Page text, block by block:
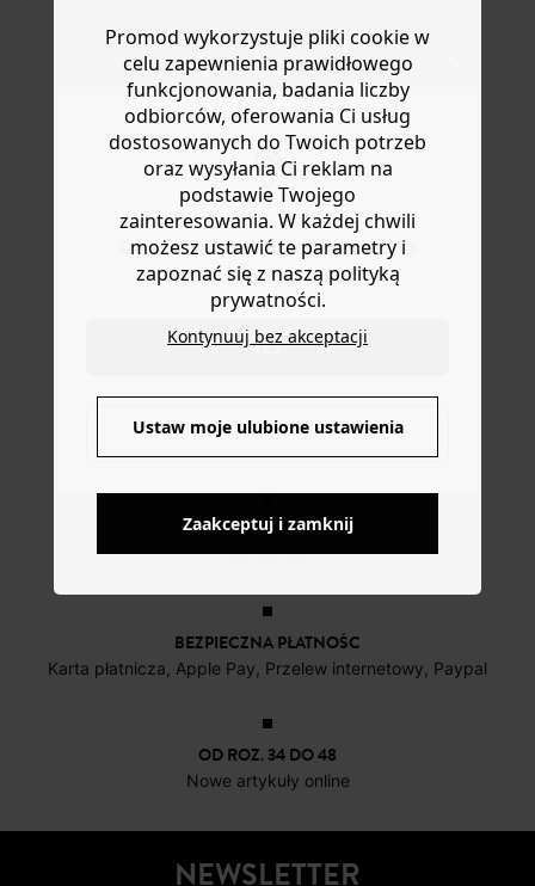
Do you want to be redirected to
www.promod.com ?
YES
NO
lub wymianę.
prosty dół, rozcięcia po bokach. Zawiera wiskozę
wykonaną z pulpy drzewnej pochodzącej z lasów
zarządzanych.
DOSTAWA DO PACZKOMATÓW
4 do 6 dni roboczych
DARMOWE ZWROTY
do 30 dni
BEZPIECZNA PŁATNOŚC
Karta płatnicza, Apple Pay, Przelew internetowy, Paypal
OD ROZ. 34 DO 48
Nowe artykuły online
NEWSLETTER
Promod wykorzystuje pliki cookie w
celu zapewnienia prawidłowego
funkcjonowania, badania liczby
odbiorców, oferowania Ci usług
dostosowanych do Twoich potrzeb
oraz wysyłania Ci reklam na
podstawie Twojego
zainteresowania. W każdej chwili
możesz ustawić te parametry i
zapoznać się z naszą polityką
prywatności.
Kontynuuj bez akceptacji
Ustaw moje ulubione ustawienia
Zaakceptuj i zamknij